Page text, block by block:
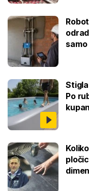
Po